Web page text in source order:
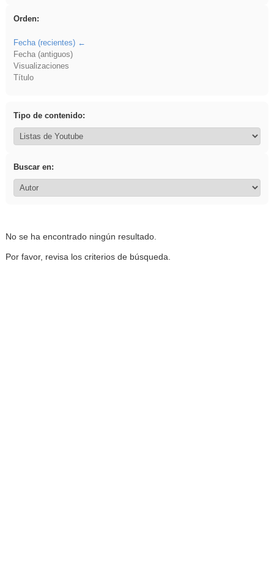
Orden:
Fecha (recientes)
Fecha (antiguos)
Visualizaciones
Título
Tipo de contenido:
Buscar en:
No se ha encontrado ningún resultado.
Por favor, revisa los criterios de búsqueda.